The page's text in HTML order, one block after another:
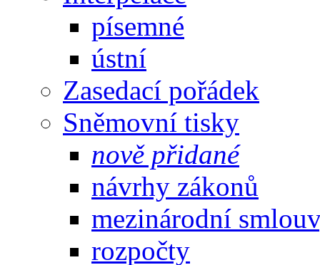
písemné
ústní
Zasedací pořádek
Sněmovní tisky
nově přidané
návrhy zákonů
mezinárodní
rozpočty